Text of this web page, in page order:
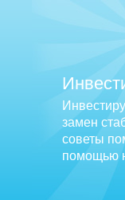
замен
советы
помощью